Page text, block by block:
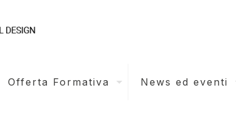
Offerta Formativa News ed eventi